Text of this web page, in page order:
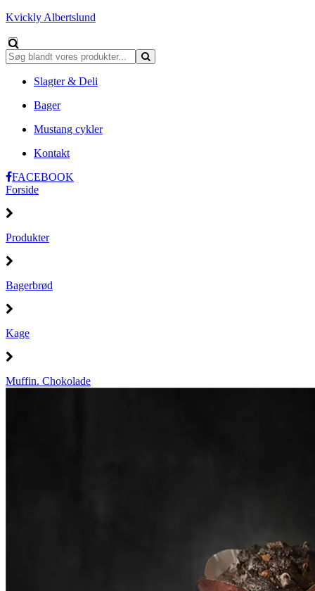
Kvickly Albertslund
Slagter & Deli
Bager
Mustang cykler
Kontakt
FACEBOOK
Forside
Produkter
Bagerbrød
Kage
Muffin. Chokolade